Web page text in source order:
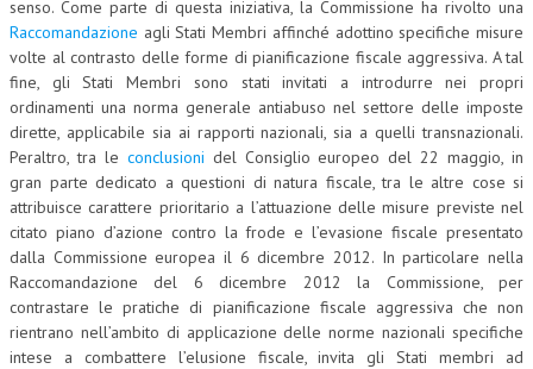
senso. Come parte di questa iniziativa, la Commissione ha rivolto una
Raccomandazione agli Stati Membri affinché adottino specifiche misure
volte al contrasto delle forme di pianificazione fiscale aggressiva. A tal
fine, gli Stati Membri sono stati invitati a introdurre nei propri
ordinamenti una norma generale antiabuso nel settore delle imposte
dirette, applicabile sia ai rapporti nazionali, sia a quelli transnazionali.
Peraltro, tra le conclusioni del Consiglio europeo del 22 maggio, in
gran parte dedicato a questioni di natura fiscale, tra le altre cose si
attribuisce carattere prioritario a l’attuazione delle misure previste nel
citato piano d’azione contro la frode e l’evasione fiscale presentato
dalla Commissione europea il 6 dicembre 2012. In particolare nella
Raccomandazione del 6 dicembre 2012 la Commissione, per
contrastare le pratiche di pianificazione fiscale aggressiva che non
rientrano nell’ambito di applicazione delle norme nazionali specifiche
intese a combattere l’elusione fiscale, invita gli Stati membri ad